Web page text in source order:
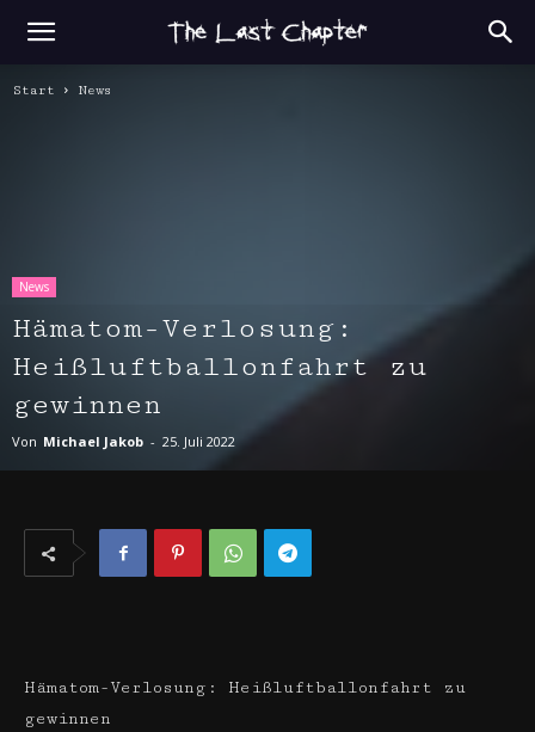
Start News
News
Hämatom-Verlosung:
Heißluftballonfahrt zu
gewinnen
Von Michael Jakob - 25. Juli 2022
Hämatom-Verlosung: Heißluftballonfahrt zu
gewinnen